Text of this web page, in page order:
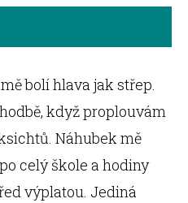
bolí hlava jak střep.
když proplouvám
Náhubek mě
celý škole a hodiny
výplatou. Jediná